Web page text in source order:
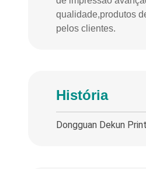
qualidade,produtos
pelos clientes.
História
Dongguan Dekun